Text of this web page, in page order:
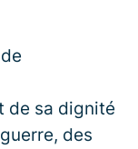
de sa dignité
des